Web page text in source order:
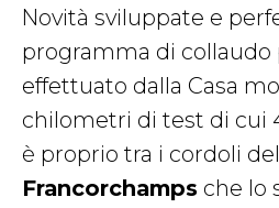
Novità sviluppate e
programma di collaudo
effettuato dalla Casa
chilometri di test di cui
è proprio tra i cordoli
Francorchamps che lo